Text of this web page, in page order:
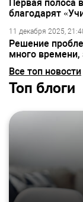
Первая полоса
благодарят
11 декабря 2025,
Решение
много
Все топ новости
Топ блоги